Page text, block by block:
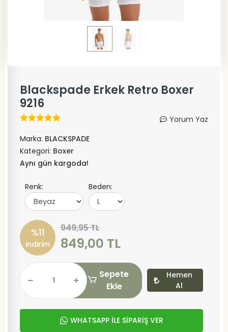
Blackspade Erkek Retro Boxer
9216
Yorum Yaz
Marka: BLACKSPADE
Kategori: Boxer
Aynı gün kargoda!
Renk: Beden:
%11
indirim
949,95 TL
849,00 TL
Sepete
Ekle
Hemen
Al
WHATSAPP İLE SİPARİŞ VER